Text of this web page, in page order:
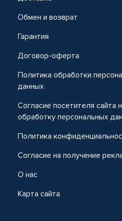
Обмен и возврат
Гарантия
Договор-оферта
Политика обработки
данных
Согласие посетителя сайта
обработку персональных
Политика
Согласие на получение
О нас
Карта сайта